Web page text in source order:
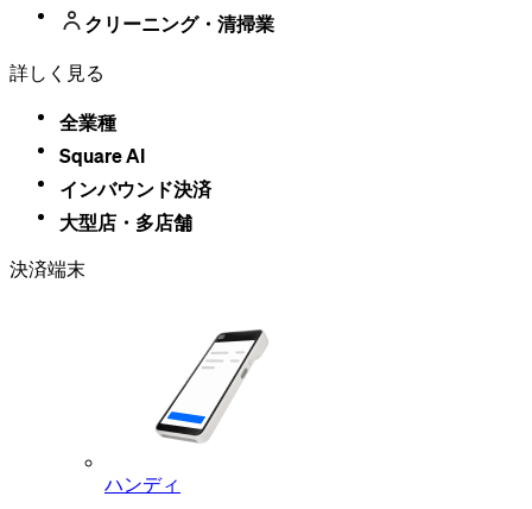
クリーニング・清掃業
詳しく見る
全業種
Square AI
インバウンド決済
大型店・​多店舗
決済端末
ハンディ